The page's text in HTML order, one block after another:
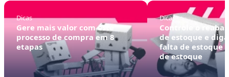
Dicas
Gere mais valor com este
processo de compra em 8
etapas
Dicas
Controle o
de estoque e
falta de estoque
de estoque